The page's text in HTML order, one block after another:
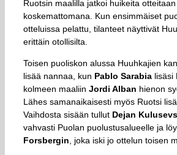
Ruotsin maalilla jatkoi huikeita
koskemattomana. Kun ensimmäiset
otteluissa pelattu, tilanteet näyttivät
erittäin otollisilta.
Toisen puoliskon alussa Huuhkajien
lisää nannaa, kun Pablo Sarabia lisäsi
kolmeen maaliin Jordi Alban hienon
Lähes samanaikaisesti myös Ruotsi
Vaihdosta sisään tullut Dejan
vahvasti Puolan puolustusalueelle ja
Forsbergin , joka iski jo ottelun toisen